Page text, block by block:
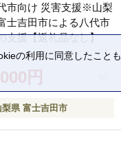
市向け 災害支援※山梨
士吉田市による八代市
支援【返礼品なし】
円
梨県 富士吉田市
の利用に同意したことも